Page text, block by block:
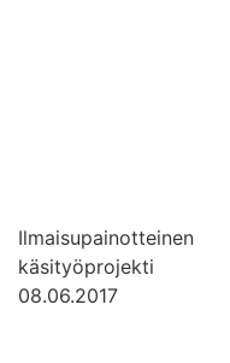
Ilmaisupainotteinen
käsityöprojekti
08.06.2017